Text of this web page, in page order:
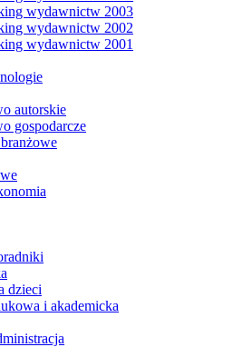
wydawnictw 2003
wydawnictw 2002
wydawnictw 2001
autorskie
gospodarcze
dzieci
i akademicka